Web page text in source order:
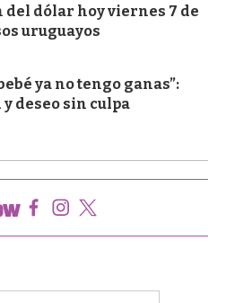
dólar hoy viernes 7 de
uruguayos
ya no tengo ganas”:
deseo sin culpa